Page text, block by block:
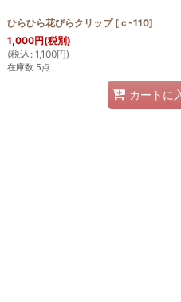
ひらひら花びらクリップ [ ｃ-110]
1,000円(税別)
(税込 : 1,100円)
在庫数 5点
カートに